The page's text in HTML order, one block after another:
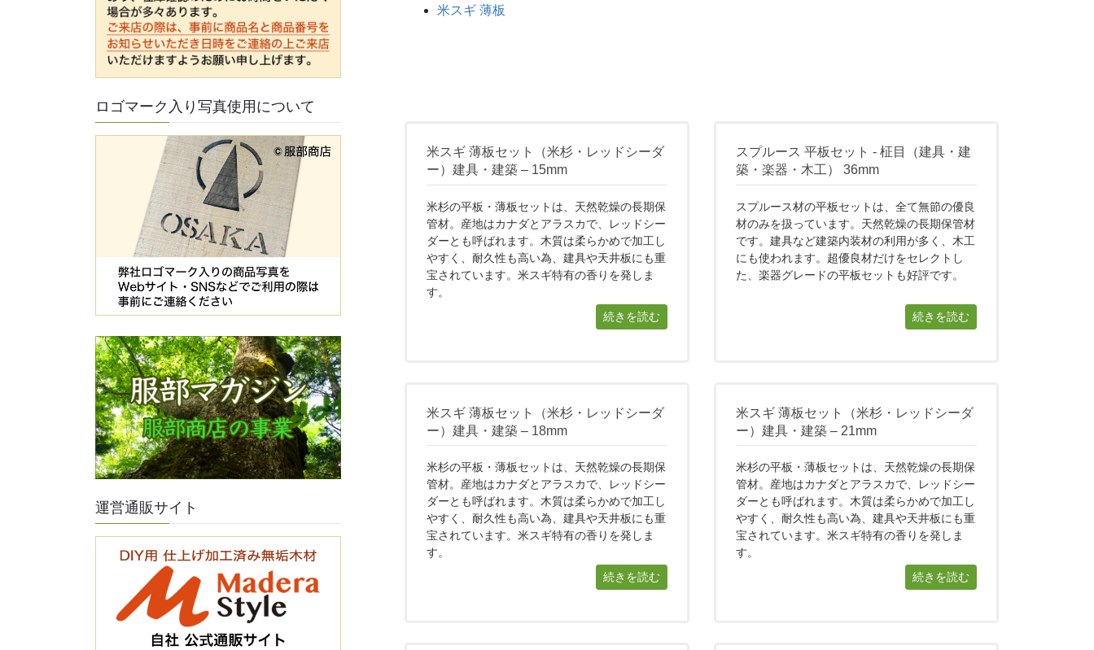
米スギ 薄板
米スギ 薄板セット（米杉・レッドシーダ
ー）建具・建築 – 15mm
米杉の平板・薄板セットは、天然乾燥の長期保
管材。産地はカナダとアラスカで、レッドシー
ダーとも呼ばれます。木質は柔らかめで加工し
やすく、耐久性も高い為、建具や天井板にも重
宝されています。米スギ特有の香りを発しま
す。
続きを読む
スプルース 平板セット - 柾目（建具・建
築・楽器・木工） 36mm
スプルース材の平板セットは、全て無節の優良
材のみを扱っています。天然乾燥の長期保管材
です。建具など建築内装材の利用が多く、木工
にも使われます。超優良材だけをセレクトし
た、楽器グレードの平板セットも好評です。
続きを読む
米スギ 薄板セット（米杉・レッドシーダ
ー）建具・建築 – 18mm
米杉の平板・薄板セットは、天然乾燥の長期保
管材。産地はカナダとアラスカで、レッドシー
ダーとも呼ばれます。木質は柔らかめで加工し
やすく、耐久性も高い為、建具や天井板にも重
宝されています。米スギ特有の香りを発しま
す。
続きを読む
米スギ 薄板セット（米杉・レッドシーダ
ー）建具・建築 – 21mm
米杉の平板・薄板セットは、天然乾燥の長期保
管材。産地はカナダとアラスカで、レッドシー
ダーとも呼ばれます。木質は柔らかめで加工し
やすく、耐久性も高い為、建具や天井板にも重
宝されています。米スギ特有の香りを発しま
す。
続きを読む
ロゴマーク入り写真使用について
運営通販サイト